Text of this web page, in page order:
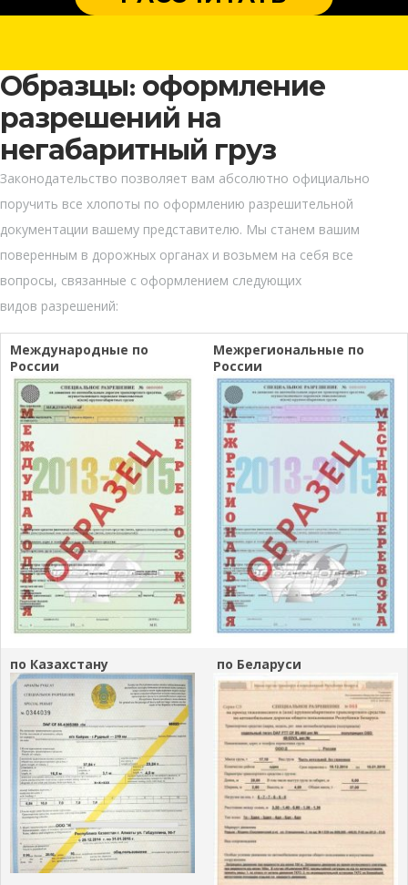
Образцы: оформление
разрешений на
негабаритный груз
Законодательство позволяет вам абсолютно официально
поручить все хлопоты по оформлению разрешительной
документации вашему представителю. Мы станем вашим
поверенным в дорожных органах и возьмем на себя все
вопросы, связанные с оформлением следующих
видов разрешений:
Международные по
России
Межрегиональные по
России
по Казахстану по Беларуси